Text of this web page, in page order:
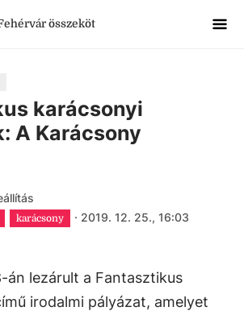
összeköt
karácsonyi
A Karácsony
karácsony · 2019. 12. 25., 16:03
án lezárult a Fantasztikus
irodalmi pályázat, amelyet